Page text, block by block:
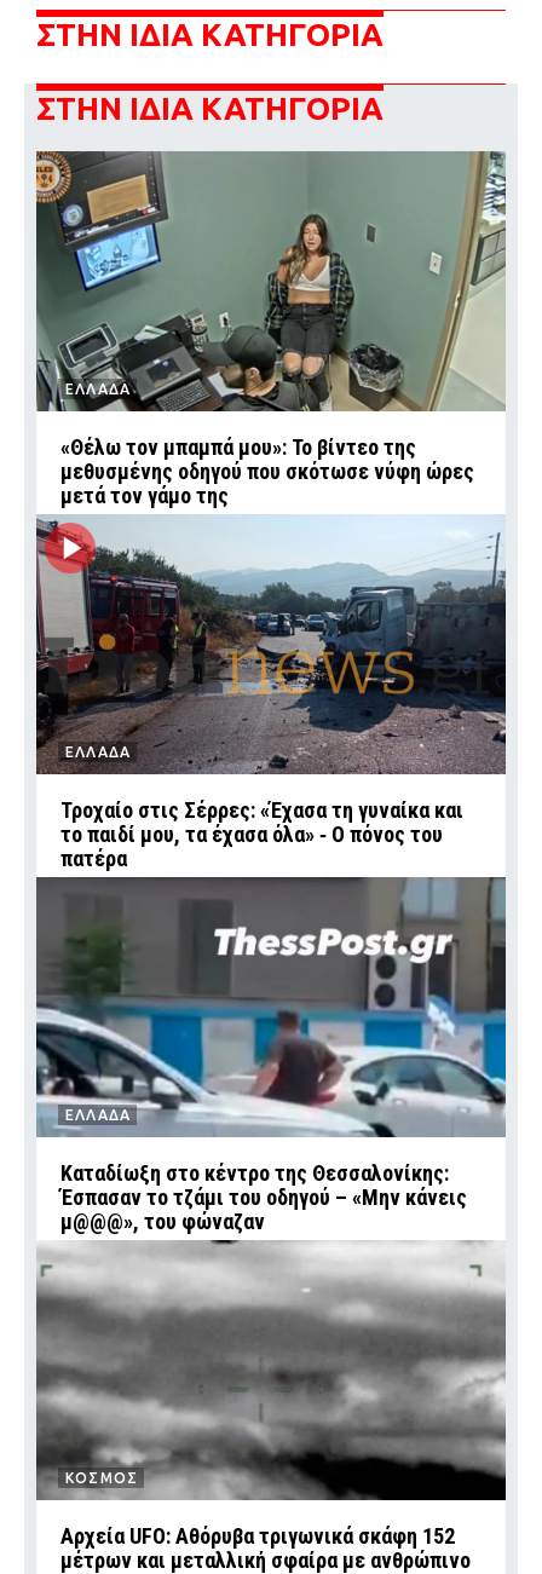
ΣΤΗΝ ΙΔΙΑ ΚΑΤΗΓΟΡΙΑ
ΣΤΗΝ ΙΔΙΑ ΚΑΤΗΓΟΡΙΑ
ΕΛΛΑΔΑ
«Θέλω τον μπαμπά μου»: Το βίντεο της
μεθυσμένης οδηγού που σκότωσε νύφη ώρες
μετά τον γάμο της
ΕΛΛΑΔΑ
Τροχαίο στις Σέρρες: «Έχασα τη γυναίκα και
το παιδί μου, τα έχασα όλα» ‑ Ο πόνος του
πατέρα
ΕΛΛΑΔΑ
Καταδίωξη στο κέντρο της Θεσσαλονίκης:
Έσπασαν το τζάμι του οδηγού – «Μην κάνεις
μ@@@», του φώναζαν
ΚΟΣΜΟΣ
Αρχεία UFO: Αθόρυβα τριγωνικά σκάφη 152
μέτρων και μεταλλική σφαίρα με ανθρώπινο